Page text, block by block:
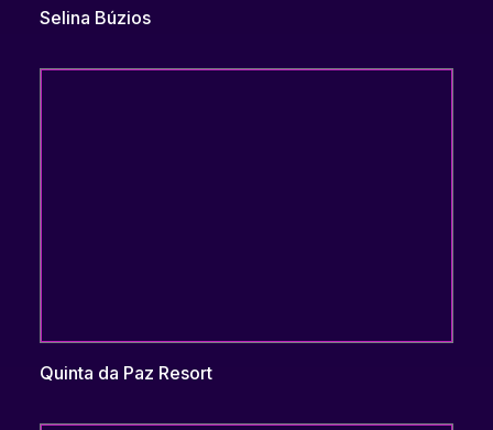
Selina Búzios
Quinta da Paz Resort